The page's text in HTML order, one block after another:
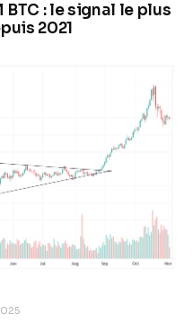
BTC : le signal le plus
2021